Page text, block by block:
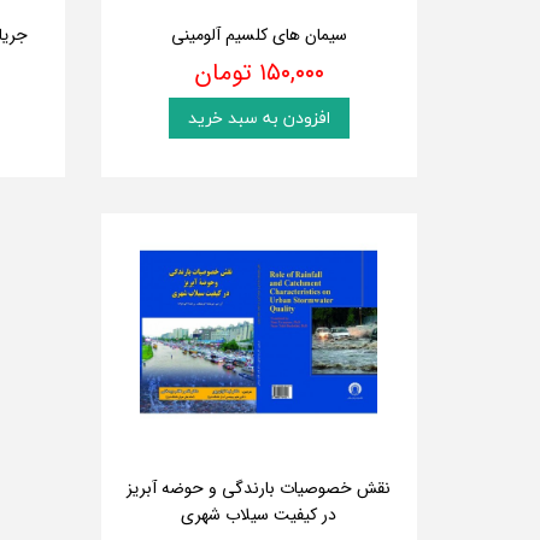
سیمان های کلسیم آلومینی
۱۵۰,۰۰۰ تومان
افزودن به سبد خرید
نقش خصوصیات بارندگی و حوضه آبریز
در کیفیت سیلاب شهری